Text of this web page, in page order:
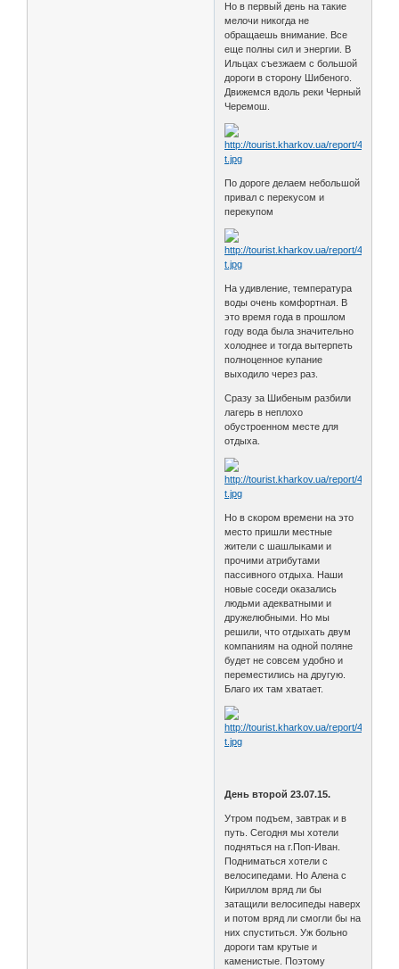
Но в первый день на такие
мелочи никогда не
обращаешь внимание. Все
еще полны сил и энергии. В
Ильцах съезжаем с большой
дороги в сторону Шибеного.
Движемся вдоль реки Черный
Черемош.
По дороге делаем небольшой
привал с перекусом и
перекупом
На удивление, температура
воды очень комфортная. В
это время года в прошлом
году вода была значительно
холоднее и тогда вытерпеть
полноценное купание
выходило через раз.
Сразу за Шибеным разбили
лагерь в неплохо
обустроенном месте для
отдыха.
Но в скором времени на это
место пришли местные
жители с шашлыками и
прочими атрибутами
пассивного отдыха. Наши
новые соседи оказались
людьми адекватными и
дружелюбными. Но мы
решили, что отдыхать двум
компаниям на одной поляне
будет не совсем удобно и
переместились на другую.
Благо их там хватает.
День второй 23.07.15.
Утром подъем, завтрак и в
путь. Сегодня мы хотели
подняться на г.Поп-Иван.
Подниматься хотели с
велосипедами. Но Алена с
Кириллом вряд ли бы
затащили велосипеды наверх
и потом вряд ли смогли бы на
них спуститься. Уж больно
дороги там крутые и
каменистые. Поэтому